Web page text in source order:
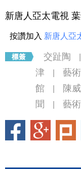
新唐人亞太電視
按讚加入 新唐人亞
交趾陶
津
藝術
館
陳
聞
藝